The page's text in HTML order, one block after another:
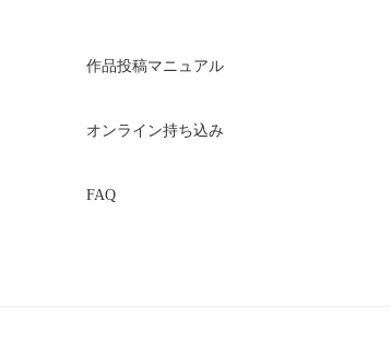
作品投稿マニュアル
オンライン持ち込み
FAQ